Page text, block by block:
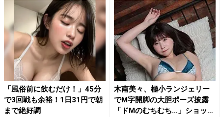
「風俗前に飲むだけ！」45分
で3回戦も余裕！1日31円で朝
まで絶好調
木南美々、極小ランジェリー
でM字開脚の大胆ポーズ披露
「ドMのむちむち…」ショッ